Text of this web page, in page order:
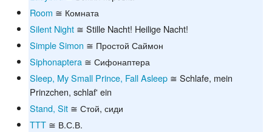
Room ≅ Комната
Silent Night ≅ Stille Nacht! Heilige Nacht!
Simple Simon ≅ Простой Саймон
Siphonaptera ≅ Сифонаптера
Sleep, My Small Prince, Fall Asleep ≅ Schlafe, mein
Prinzchen, schlaf' ein
Stand, Sit ≅ Стой, сиди
TTT ≅ В.С.В.